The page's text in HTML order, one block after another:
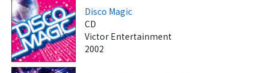
Disco Magic
CD
Victor Entertainment
2002